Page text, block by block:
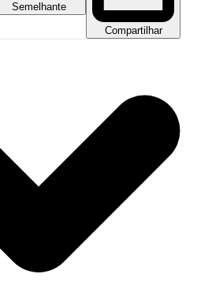
Semelhante
Compartilhar